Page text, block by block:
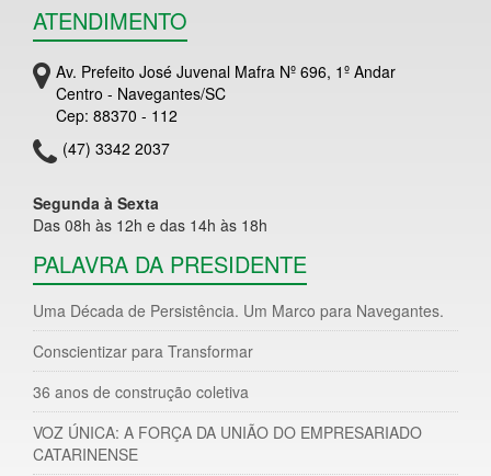
ATENDIMENTO
Av. Prefeito José Juvenal Mafra Nº 696, 1º Andar
Centro - Navegantes/SC
Cep: 88370 - 112
(47) 3342 2037
Segunda à Sexta
Das 08h às 12h e das 14h às 18h
PALAVRA DA PRESIDENTE
Uma Década de Persistência. Um Marco para Navegantes.
Conscientizar para Transformar
36 anos de construção coletiva
VOZ ÚNICA: A FORÇA DA UNIÃO DO EMPRESARIADO
CATARINENSE